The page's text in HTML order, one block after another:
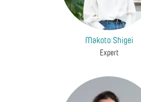
Makoto Shigei
Expert